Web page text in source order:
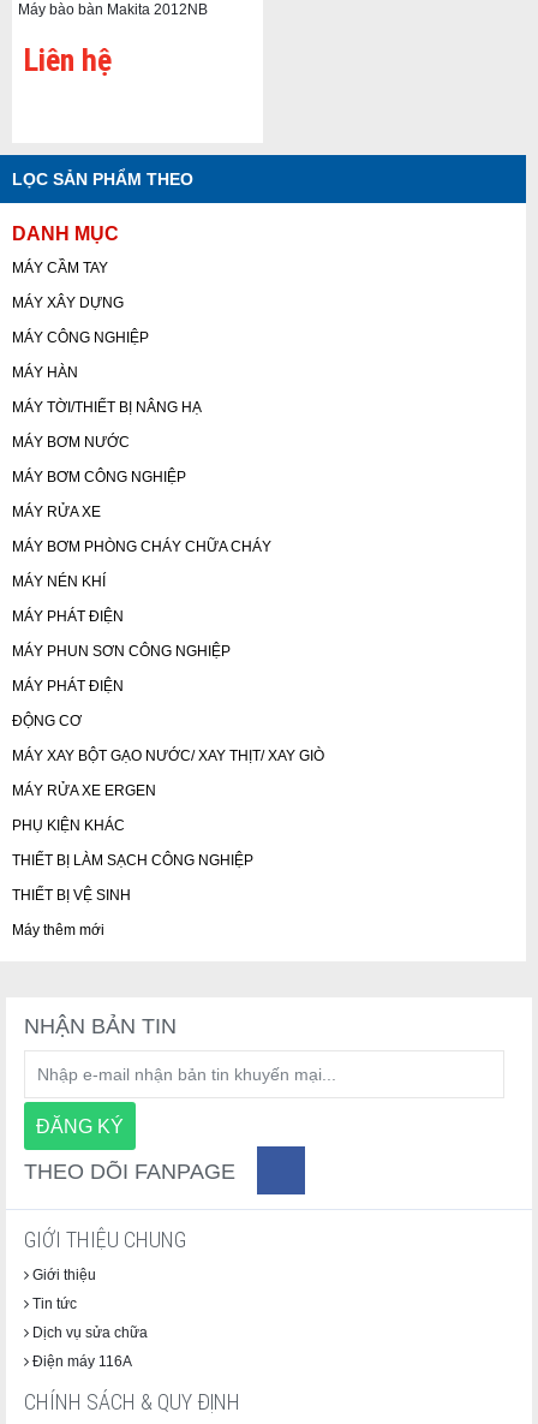
Máy bào bàn Makita 2012NB
Liên hệ
LỌC SẢN PHẨM THEO
DANH MỤC
MÁY CẦM TAY
MÁY XÂY DỰNG
MÁY CÔNG NGHIỆP
MÁY HÀN
MÁY TỜI/THIẾT BỊ NÂNG HẠ
MÁY BƠM NƯỚC
MÁY BƠM CÔNG NGHIỆP
MÁY RỬA XE
MÁY BƠM PHÒNG CHÁY CHỮA CHÁY
MÁY NÉN KHÍ
MÁY PHÁT ĐIỆN
MÁY PHUN SƠN CÔNG NGHIỆP
MÁY PHÁT ĐIỆN
ĐỘNG CƠ
MÁY XAY BỘT GẠO NƯỚC/ XAY THỊT/ XAY GIÒ
MÁY RỬA XE ERGEN
PHỤ KIỆN KHÁC
THIẾT BỊ LÀM SẠCH CÔNG NGHIỆP
THIẾT BỊ VỆ SINH
Máy thêm mới
NHẬN BẢN TIN
THEO DÕI FANPAGE
GIỚI THIỆU CHUNG
Giới thiệu
Tin tức
Dịch vụ sửa chữa
Điện máy 116A
CHÍNH SÁCH & QUY ĐỊNH